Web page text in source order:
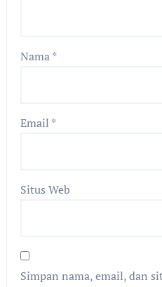
Nama*
Email *
Situs Web
Simpan nama, email, dan